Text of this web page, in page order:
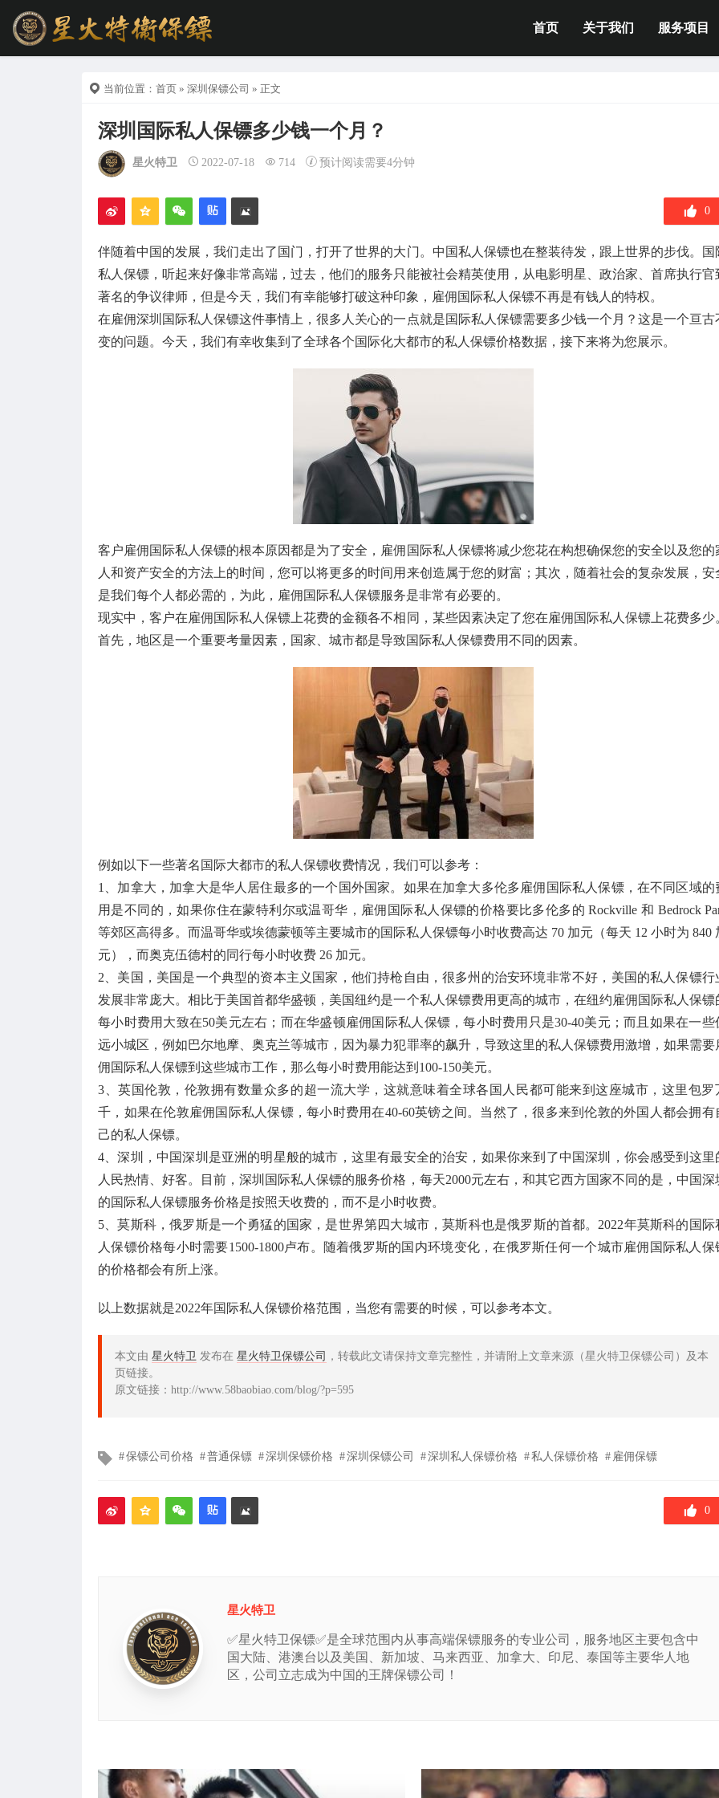
首页 关于我们 服务项目
当前位置： 首页 » 深圳保镖公司 » 正文
深圳国际私人保镖多少钱一个月？
星火特卫 2022-07-18 714 预计阅读需要4分钟
0
伴随着中国的发展，我们走出了国门，打开了世界的大门。中国私人保镖也在整装待发，跟上世界的步伐。国
私人保镖，听起来好像非常高端，过去，他们的服务只能被社会精英使用，从电影明星、政治家、首席执行官
著名的争议律师，但是今天，我们有幸能够打破这种印象，雇佣国际私人保镖不再是有钱人的特权。
在雇佣深圳国际私人保镖这件事情上，很多人关心的一点就是国际私人保镖需要多少钱一个月？这是一个亘古
变的问题。今天，我们有幸收集到了全球各个国际化大都市的私人保镖价格数据，接下来将为您展示。
客户雇佣国际私人保镖的根本原因都是为了安全，雇佣国际私人保镖将减少您花在构想确保您的安全以及您的
人和资产安全的方法上的时间，您可以将更多的时间用来创造属于您的财富；其次，随着社会的复杂发展，安
是我们每个人都必需的，为此，雇佣国际私人保镖服务是非常有必要的。
现实中，客户在雇佣国际私人保镖上花费的金额各不相同，某些因素决定了您在雇佣国际私人保镖上花费多少
首先，地区是一个重要考量因素，国家、城市都是导致国际私人保镖费用不同的因素。
例如以下一些著名国际大都市的私人保镖收费情况，我们可以参考：
1、加拿大，加拿大是华人居住最多的一个国外国家。如果在加拿大多伦多雇佣国际私人保镖，在不同区域的
用是不同的，如果你住在蒙特利尔或温哥华，雇佣国际私人保镖的价格要比多伦多的 Rockville 和 Bedrock
等郊区高得多。而温哥华或埃德蒙顿等主要城市的国际私人保镖每小时收费高达 70 加元（每天 12 小时为 840
元），而奥克伍德村的同行每小时收费 26 加元。
2、美国，美国是一个典型的资本主义国家，他们持枪自由，很多州的治安环境非常不好，美国的私人保镖行
发展非常庞大。相比于美国首都华盛顿，美国纽约是一个私人保镖费用更高的城市，在纽约雇佣国际私人保镖
每小时费用大致在50美元左右；而在华盛顿雇佣国际私人保镖，每小时费用只是30-40美元；而且如果在一些
远小城区，例如巴尔地摩、奥克兰等城市，因为暴力犯罪率的飙升，导致这里的私人保镖费用激增，如果需要
佣国际私人保镖到这些城市工作，那么每小时费用能达到100-150美元。
3、英国伦敦，伦敦拥有数量众多的超一流大学，这就意味着全球各国人民都可能来到这座城市，这里包罗
千，如果在伦敦雇佣国际私人保镖，每小时费用在40-60英镑之间。当然了，很多来到伦敦的外国人都会拥有
己的私人保镖。
4、深圳，中国深圳是亚洲的明星般的城市，这里有最安全的治安，如果你来到了中国深圳，你会感受到这里
人民热情、好客。目前，深圳国际私人保镖的服务价格，每天2000元左右，和其它西方国家不同的是，中国深
的国际私人保镖服务价格是按照天收费的，而不是小时收费。
5、莫斯科，俄罗斯是一个勇猛的国家，是世界第四大城市，莫斯科也是俄罗斯的首都。2022年莫斯科的国际
人保镖价格每小时需要1500-1800卢布。随着俄罗斯的国内环境变化，在俄罗斯任何一个城市雇佣国际私人保
的价格都会有所上涨。
以上数据就是2022年国际私人保镖价格范围，当您有需要的时候，可以参考本文。
本文由 星火特卫 发布在 星火特卫保镖公司 ，转载此文请保持文章完整性，并请附上文章来源（星火特卫保镖公司）及本
页链接。
原文链接：http://www.58baobiao.com/blog/?p=595
文
签
保镖公司价格 普通保镖 深圳保镖价格 深圳保镖公司 深圳私人保镖价格 私人保镖价格 雇佣保镖
0
星火特卫
✅星火特卫保镖✅是全球范围内从事高端保镖服务的专业公司，服务地区主要包含中
国大陆、港澳台以及美国、新加坡、马来西亚、加拿大、印尼、泰国等主要华人地
区，公司立志成为中国的王牌保镖公司！